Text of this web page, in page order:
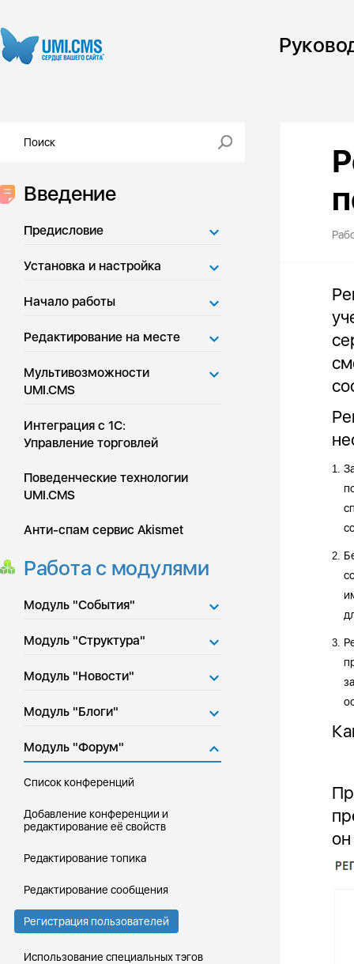
Введение
Предисловие
Установка и настройка
Начало работы
Редактирование на месте
Мультивозможности
UMI.CMS
Интеграция с 1С:
Управление торговлей
Поведенческие технологии
UMI.CMS
Анти-спам сервис Akismet
Работа с модулями
Модуль "События"
Модуль "Структура"
Модуль "Новости"
Модуль "Блоги"
Модуль "Форум"
Список конференций
Добавление конференции и
редактирование её свойств
Редактирование топика
Редактирование сообщения
Регистрация пользователей
Использование специальных тэгов
1.
2.
3.